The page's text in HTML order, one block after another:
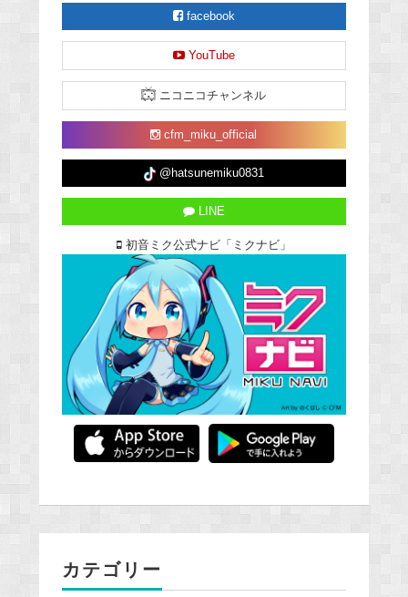
facebook
YouTube
ニコニコチャンネル
cfm_miku_official
@hatsunemiku0831
LINE
初音ミク公式ナビ「ミクナビ」
カテゴリー